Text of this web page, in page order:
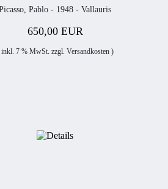
Pablo - 1948 - Vallauris
650,00 EUR
7 % MwSt. zzgl. Versandkosten)